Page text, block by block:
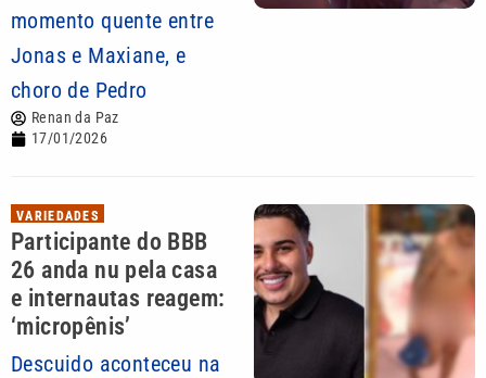
momento quente entre
Jonas e Maxiane, e
choro de Pedro
Renan da Paz
17/01/2026
VARIEDADES
Participante do BBB
26 anda nu pela casa
e internautas reagem:
‘micropênis’
Descuido aconteceu na